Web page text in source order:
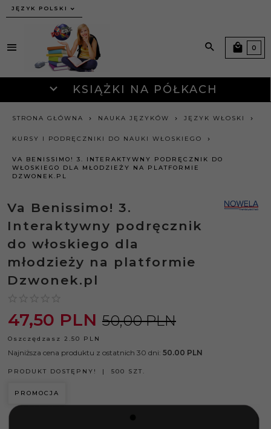
JĘZYK POLSKI
KSIĄŻKI NA PÓŁKACH
0
STRONA GŁÓWNA NAUKA JĘZYKÓW JĘZYK WŁOSKI
KURSY I PODRĘCZNIKI DO NAUKI WŁOSKIEGO
VA BENISSIMO! 3. INTERAKTYWNY PODRĘCZNIK DO
WŁOSKIEGO DLA MŁODZIEŻY NA PLATFORMIE
DZWONEK.PL
Va Benissimo! 3.
Interaktywny podręcznik
do włoskiego dla
młodzieży na platformie
Dzwonek.pl
47,50 PLN 50,00 PLN
Oszczędzasz 2.50 PLN
Najniższa cena produktu z ostatnich 30 dni: 50.00 PLN
PRODUKT DOSTĘPNY! 500 SZT.
PROMOCJA